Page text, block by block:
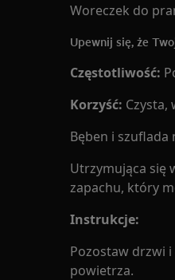
Woreczek do
Upewnij się, że
Częstotliwość:
Korzyść:
Bęben i
Utrzymująca się
zapachu, który
Instrukcje:
Pozostaw drzwi
powietrza.